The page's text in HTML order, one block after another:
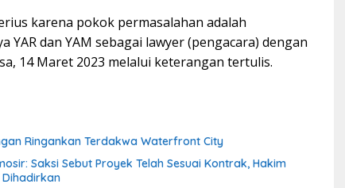
karena pokok permasalahan adalah
dan YAM sebagai lawyer (pengacara) dengan
14 Maret 2023 melalui keterangan tertulis.
Ringankan Terdakwa Waterfront City
Saksi Sebut Proyek Telah Sesuai Kontrak, Hakim